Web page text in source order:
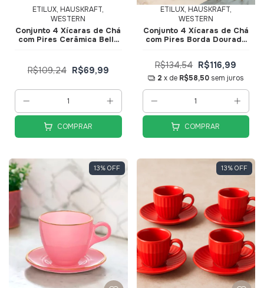
ETILUX, HAUSKRAFT,
WESTERN
Conjunto 4 Xícaras de Ch
com Pires Cerâmica Bella
R$109,24 R$69,99
COMPRAR
ETILUX, HAUSKRAFT,
WESTERN
Conjunto 4 Xícaras de Ch
com Pires Borda Dourada
Hauskraft
R$134,54 R$116,99
2 x de R$58,50 sem juros
COMPRAR
13% OFF 13% OFF